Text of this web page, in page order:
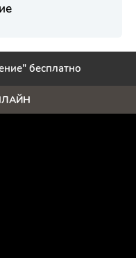
бесплатно